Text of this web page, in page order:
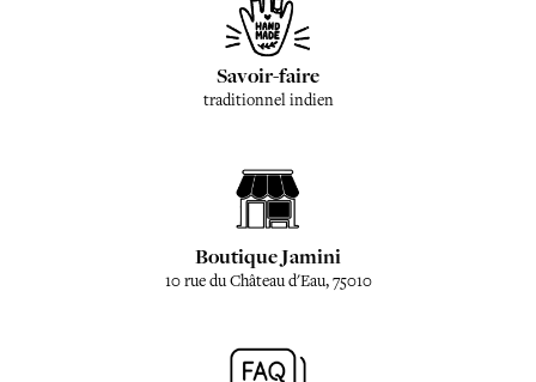
Savoir-faire
traditionnel indien
Boutique Jamini
10 rue du Château d'Eau, 75010